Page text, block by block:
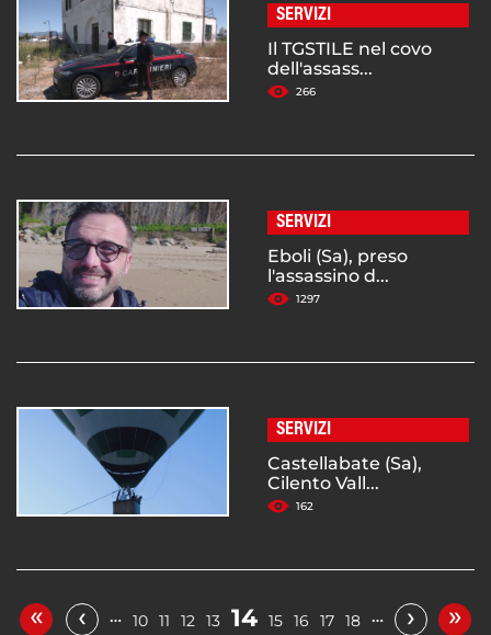
SERVIZI
Il TGSTILE nel covo
dell'assass...
266
SERVIZI
Eboli (Sa), preso
l'assassino d...
1297
SERVIZI
Castellabate (Sa),
Cilento Vall...
162
« ‹ … 10 11 12 13 14 15 16 17 18 … › »